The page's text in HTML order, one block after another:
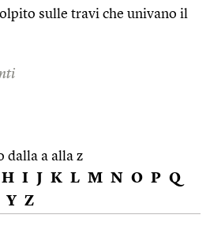
sulle travi che univano il
dalla a alla z
H I J K L M N O P Q
Y Z